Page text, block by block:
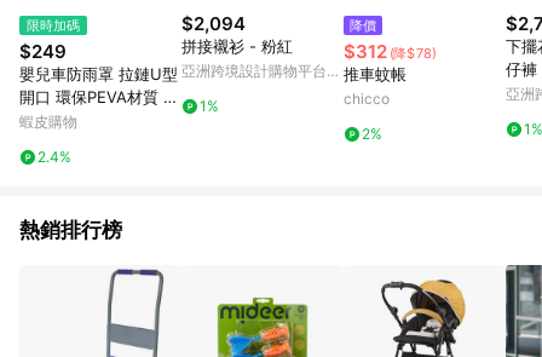
8. LINE購物為購物資訊整合性平台，商品資料更新會有時間差，
如顯示之商品規格、顏色、價位、贈品與東森購物ETMall銷售網
頁不符，以銷售網頁標示為準。 9. 若有贈點爭議，請務必於訂單
日期+180天以內至LINE購物客服洽詢；若超過180天(含)以上進
行申訴，恕無法贈點回饋。 10. 部分點數紅包僅限指定商品使
用，或不適用於無回饋商品。各點數紅包之適用商品與使用條件
請依點數紅包頁面規則為準。
限時加碼
$249
嬰兒車防雨罩 拉鏈U型
開口 環保PEVA材質 童
車雨罩 推車傘 推車雨
M0501】《約翰家庭百
蝦皮購物
2.4%
$2,094
拼接襯衫 - 粉紅
亞洲跨境設計購物平台
1%
降價
$312 (降$78)
推車蚊帳
chicco
2%
下擺
仔褲
亞洲
1%
熱銷排行榜